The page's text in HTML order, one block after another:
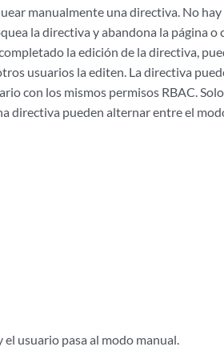
manualmente una directiva. No
la directiva y abandona la página o
la edición de la directiva,
usuarios la editen. La directiva
con los mismos permisos RBAC.
directiva pueden alternar entre el
usuario pasa al modo manual.